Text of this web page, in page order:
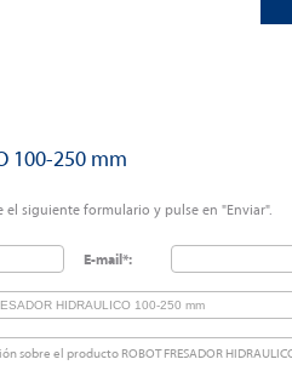
100-250 mm
siguiente formulario y pulse en "Enviar".
E-mail*: